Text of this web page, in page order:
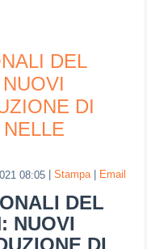
DEL
DI
08:05 |Stampa Email
DEL
NUOVI